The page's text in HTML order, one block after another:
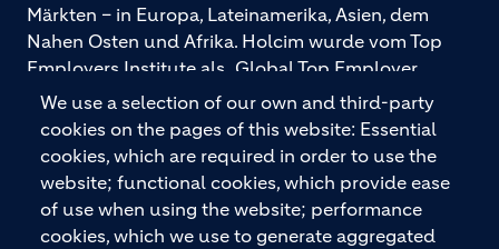
We use a selection of our own and third-party
cookies on the pages of this website: Essential
cookies, which are required in order to use the
website; functional cookies, which provide ease
of use when using the website; performance
cookies, which we use to generate aggregated
Märkten – in Europa, Lateinamerika, Asien, dem
Nahen Osten und Afrika. Holcim wurde vom Top
Employers Institute als „Global Top Employer
2026“ ausgezeichnet. Holcim bietet hochwertige
Baustoffe und integrierte Baulösungen für den
gesamten Bauprozess – vom Fundament über den
Boden bis zu Wänden und Dächern – mit
Premiummarken wie ECOPact, ECOPlanet,
ECOCycle und Ytong.